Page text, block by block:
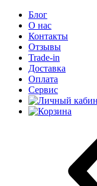
Блог
О нас
Контакты
Отзывы
Trade-in
Доставка
Оплата
Сервис